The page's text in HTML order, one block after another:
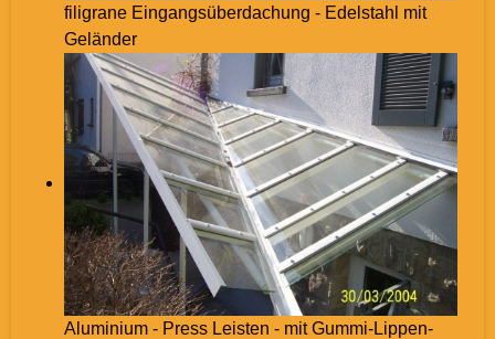
filigrane Eingangsüberdachung - Edelstahl mit
Geländer
Aluminium - Press Leisten - mit Gummi-Lippen-